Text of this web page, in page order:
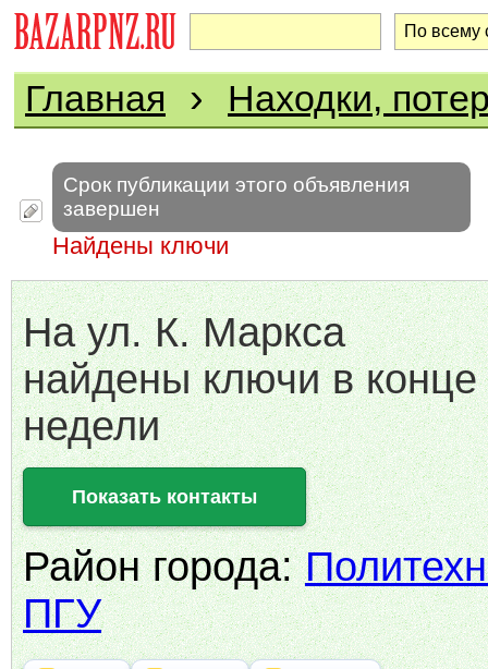
Главная › Находки,
Срок публикации этого объявления
завершен
Найдены ключи
На ул. К. Маркса
найдены ключи в
недели
Показать контакты
Район города:
ПГУ